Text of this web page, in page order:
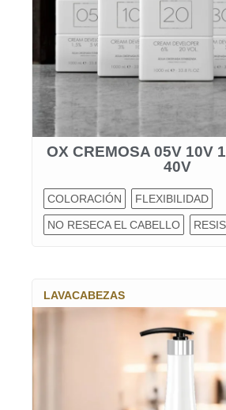
OX CREMOSA 05V 10V
40V
COLORACIÓN FLEXIBILIDAD
NO RESECA EL CABELLO
LAVACABEZAS